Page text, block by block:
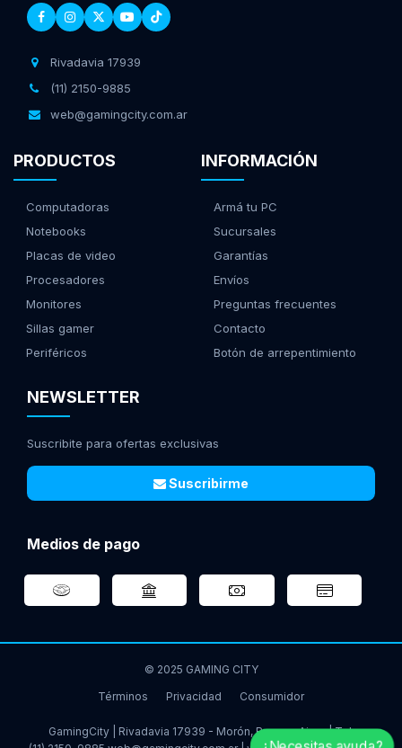
Rivadavia 17939
(11) 2150-9885
web@gamingcity.com.ar
PRODUCTOS
Computadoras
Notebooks
Placas de video
Procesadores
Monitores
Sillas gamer
Periféricos
INFORMACIÓN
Armá tu PC
Sucursales
Garantías
Envíos
Preguntas frecuentes
Contacto
Botón de arrepentimiento
NEWSLETTER
Suscribite para ofertas exclusivas
Suscribirme
Medios de pago
© 2025 GAMING CITY
Términos
Privacidad Consumidor
GamingCity | Rivadavia 17939 - Morón, Buenos Aires | Tel: